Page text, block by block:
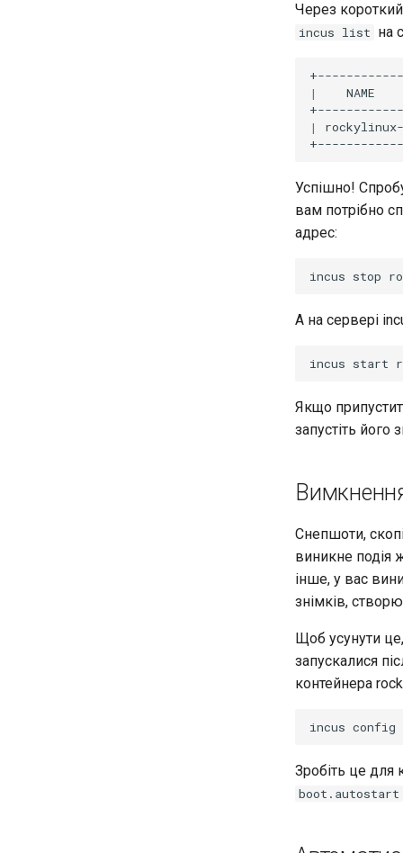
Через
incus list на
|
NAME
|
Успішно!
вам потрібно
адрес:
incus stop
А на сервері
incus start
Якщо
запустіть його
Снепшоти,
виникне подія
інше, у вас
знімків,
Щоб усунути
запускалися
контейнера
incus config
Зробіть це для
boot.autostart